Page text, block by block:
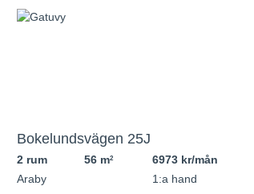
Bokelundsvägen 25J
2 rum 56 m2
6973 kr/mån
Araby
1:a hand